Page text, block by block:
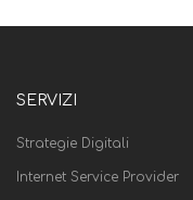
SERVIZI
Strategie Digitali
Internet Service Provider